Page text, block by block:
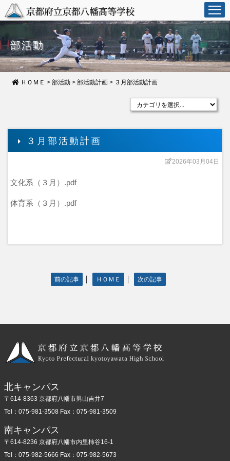
部活動
ＨＯＭＥ > 部活動> 部活動計画> ３月部活動計画
３月部活動計画
2026年03月04日
文化系（３月）.pdf
体育系（３月）.pdf
前の記事 ｜ ＨＯＭＥ ｜ 次の記事
北キャンパス
〒614-8363 京都府八幡市男山吉井7
Tel：075-981-3508 Fax：075-981-3509
南キャンパス
〒614-8236 京都府八幡市内里柿谷16-1
Tel：075-982-5666 Fax：075-982-5673